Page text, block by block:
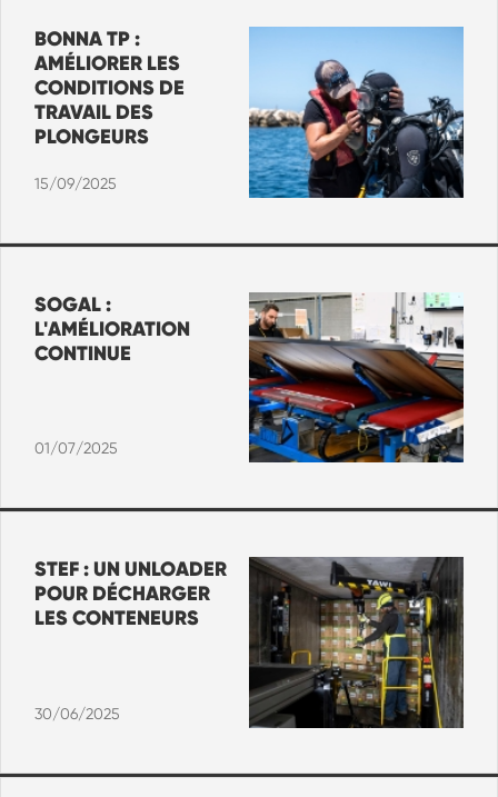
BONNA TP :
AMÉLIORER LES
CONDITIONS DE
TRAVAIL DES
PLONGEURS
15/09/2025
SOGAL :
L'AMÉLIORATION
CONTINUE
01/07/2025
STEF : UN UNLOADER
POUR DÉCHARGER
LES CONTENEURS
30/06/2025